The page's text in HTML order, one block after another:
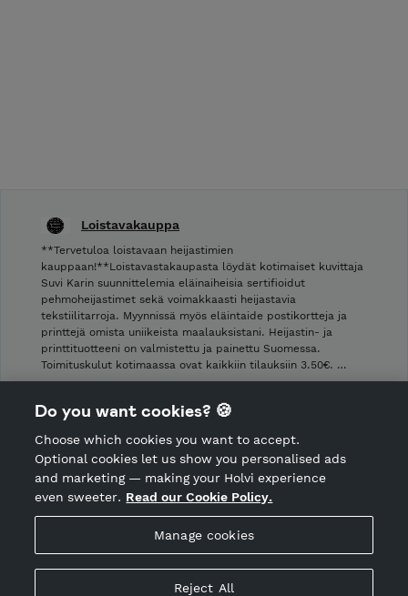
Hosted by Holvi
Holvi Payment Services Ltd is regulated by the Financial
Loistavakauppa
**Tervetuloa loistavaan heijastimien
kauppaan!**Loistavastakaupasta löydät kotimaiset kuvittaja
Suvi Karin suunnittelemia eläinaiheisia sertifioidut
pehmoheijastimet sekä voimakkaasti heijastavia
tekstiilitarroja. Myynnissä myös eläintaide postikortteja ja
printtejä omista uniikeista maalauksistani. Heijastin- ja
printtituotteeni on valmistettu ja painettu Suomessa.
Toimituskulut kotimaassa ovat kaikkiin tilauksiin 3.50€. …
Shop privacy policy
CANCEL ORDER
Do you want cookies? 🍪
Choose which cookies you want to accept.
Optional cookies let us show you personalised ads
and marketing — making your Holvi experience
even sweeter. Read our Cookie Policy.
Manage cookies
Reject All